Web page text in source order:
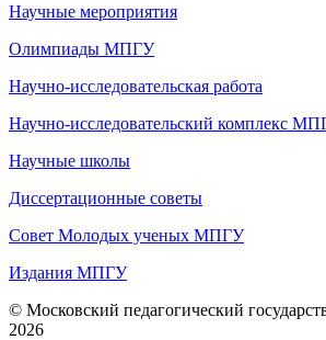
Научные мероприятия
Олимпиады МПГУ
Научно-исследовательская работа
Научно-исследовательский комплекс
Научные школы
Диссертационные советы
Совет Молодых ученых МПГУ
Издания МПГУ
© Московский педагогический
2026